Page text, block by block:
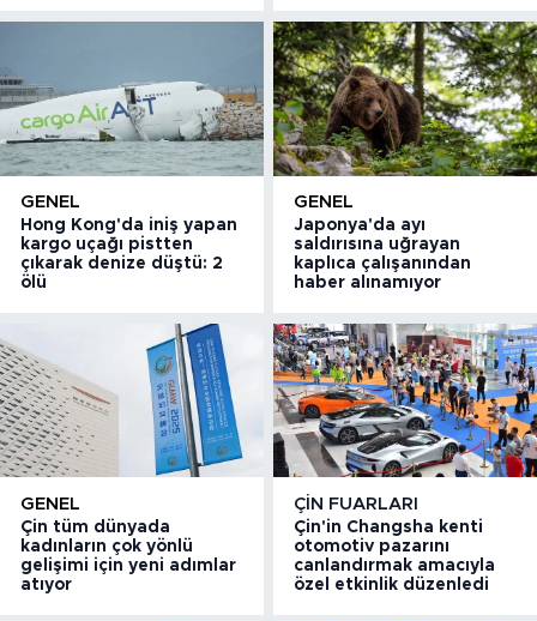
GENEL
Hong Kong'da iniş yapan
kargo uçağı pistten
çıkarak denize düştü: 2
ölü
GENEL
Japonya'da ayı
saldırısına uğrayan
kaplıca çalışanından
haber alınamıyor
GENEL
Çin tüm dünyada
kadınların çok yönlü
gelişimi için yeni adımlar
atıyor
ÇIN FUARLARI
Çin'in Changsha kenti
otomotiv pazarını
canlandırmak amacıyla
özel etkinlik düzenledi